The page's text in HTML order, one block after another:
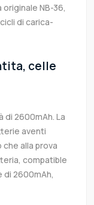
NB-36,
di carica-
celle
di 2600mAh. La
aventi
alla prova
compatible
di 2600mAh,